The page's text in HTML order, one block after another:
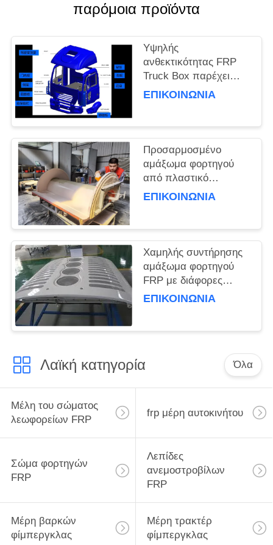
παρόμοια προϊόντα
Υψηλής
ανθεκτικότητας FRP
Truck Box παρέχει
καλή μόνωση τέλεια
χρειάζονται προστασία
φορτίου
ΕΠΙΚΟΙΝΩΝΊΑ
Προσαρμοσμένο
αμάξωμα φορτηγού
από πλαστικό
ενισχυμένο με
λειτουργίες
βυτιοφόρων
ΕΠΙΚΟΙΝΩΝΊΑ
Χαμηλής συντήρησης
αμάξωμα φορτηγού
FRP με διάφορες
προδιαγραφές και
ΕΠΙΚΟΙΝΩΝΊΑ
Λαϊκή κατηγορία Όλα
Μέλη του σώματος
λεωφορείων FRP
frp μέρη αυτοκινήτου
Σώμα φορτηγών
FRP
Λεπίδες
ανεμοστροβίλων
FRP
Μέρη βαρκών
φίμπεργκλας
Μέρη τρακτέρ
φίμπεργκλας